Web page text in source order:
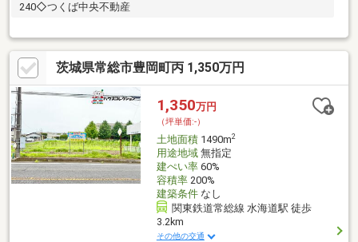
240◇つくば中央不動産
茨城県常総市豊岡町丙 1,350万円
1,350万円
（坪単価:-）
土地面積1490m2
用途地域無指定
建ぺい率60%
容積率200%
建築条件なし
関東鉄道常総線 水海道駅 徒歩
3.2km
その他の交通